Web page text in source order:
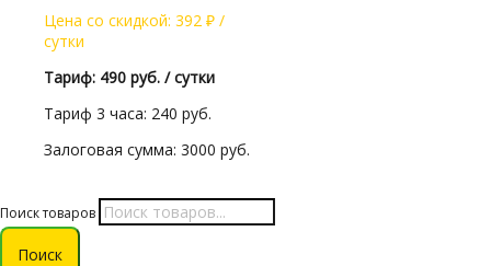
Поиск товаров
Поиск
Цена со скидкой: 392 ₽ /
сутки
Тариф: 490 руб. / сутки
Тариф 3 часа: 240 руб.
Залоговая сумма: 3000 руб.